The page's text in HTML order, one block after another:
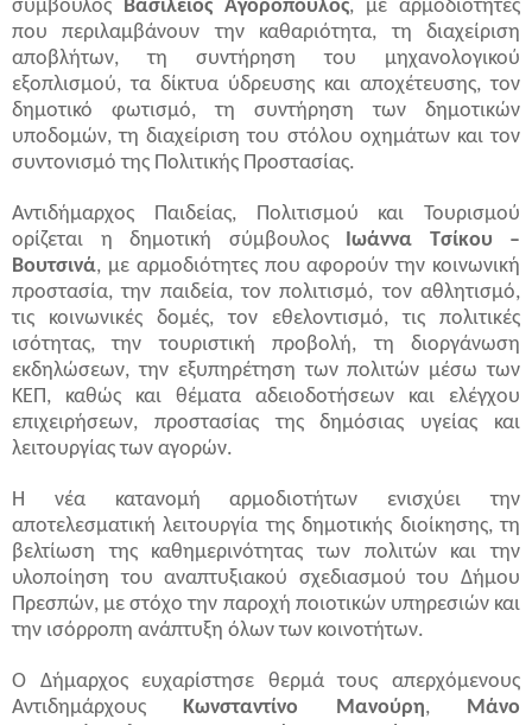
σύμβουλος Βασίλειος Αγορόπουλος, με αρμοδιότητες
που περιλαμβάνουν την καθαριότητα, τη διαχείριση
αποβλήτων, τη συντήρηση του μηχανολογικού
εξοπλισμού, τα δίκτυα ύδρευσης και αποχέτευσης, τον
δημοτικό φωτισμό, τη συντήρηση των δημοτικών
υποδομών, τη διαχείριση του στόλου οχημάτων και τον
συντονισμό της Πολιτικής Προστασίας.
Αντιδήμαρχος Παιδείας, Πολιτισμού και Τουρισμού
ορίζεται η δημοτική σύμβουλος Ιωάννα Τσίκου –
Βουτσινά, με αρμοδιότητες που αφορούν την κοινωνική
προστασία, την παιδεία, τον πολιτισμό, τον αθλητισμό,
τις κοινωνικές δομές, τον εθελοντισμό, τις πολιτικές
ισότητας, την τουριστική προβολή, τη διοργάνωση
εκδηλώσεων, την εξυπηρέτηση των πολιτών μέσω των
ΚΕΠ, καθώς και θέματα αδειοδοτήσεων και ελέγχου
επιχειρήσεων, προστασίας της δημόσιας υγείας και
λειτουργίας των αγορών.
Η νέα κατανομή αρμοδιοτήτων ενισχύει την
αποτελεσματική λειτουργία της δημοτικής διοίκησης, τη
βελτίωση της καθημερινότητας των πολιτών και την
υλοποίηση του αναπτυξιακού σχεδιασμού του Δήμου
Πρεσπών, με στόχο την παροχή ποιοτικών υπηρεσιών και
την ισόρροπη ανάπτυξη όλων των κοινοτήτων.
Ο Δήμαρχος ευχαρίστησε θερμά τους απερχόμενους
ΑντιδημάρχουςΚωνσταντίνο Μανούρη, Μάνο